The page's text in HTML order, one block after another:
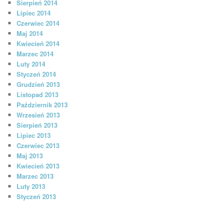
Sierpień 2014
Lipiec 2014
Czerwiec 2014
Maj 2014
Kwiecień 2014
Marzec 2014
Luty 2014
Styczeń 2014
Grudzień 2013
Listopad 2013
Październik 2013
Wrzesień 2013
Sierpień 2013
Lipiec 2013
Czerwiec 2013
Maj 2013
Kwiecień 2013
Marzec 2013
Luty 2013
Styczeń 2013